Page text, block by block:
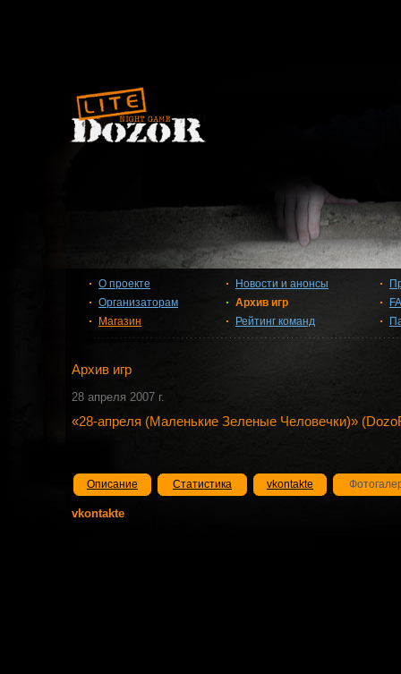
О проекте
Организаторам
Магазин
Новости и анонсы
Архив игр
Рейтинг команд
Архив игр
28 апреля 2007 г.
«28-апреля (Маленькие Зеленые Человечки)»
Описание Статистика vkontakte
vkontakte